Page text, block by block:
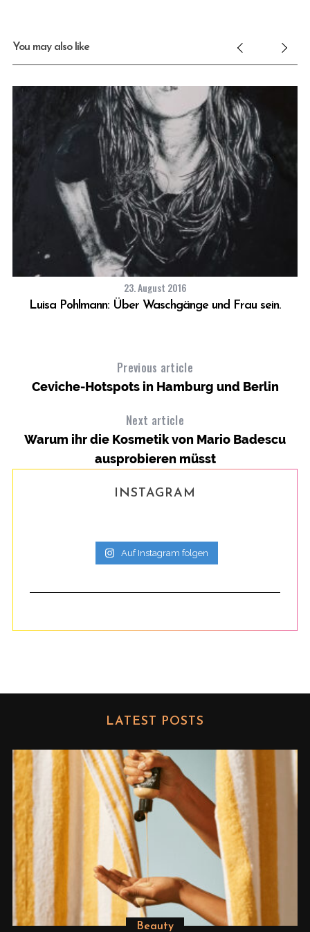
You may also like
23. August 2016
Luisa Pohlmann: Über Waschgänge und Frau sein.
Previous article
Ceviche-Hotspots in Hamburg und Berlin
Next article
Warum ihr die Kosmetik von Mario Badescu
ausprobieren müsst
INSTAGRAM
Auf Instagram folgen
LATEST POSTS
#girlsforblonde